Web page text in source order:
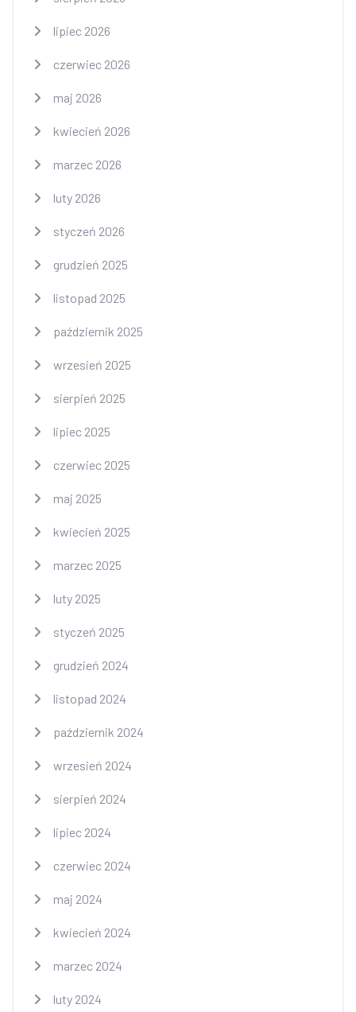
lipiec 2026
czerwiec 2026
maj 2026
kwiecień 2026
marzec 2026
luty 2026
styczeń 2026
grudzień 2025
listopad 2025
październik 2025
wrzesień 2025
sierpień 2025
lipiec 2025
czerwiec 2025
maj 2025
kwiecień 2025
marzec 2025
luty 2025
styczeń 2025
grudzień 2024
listopad 2024
październik 2024
wrzesień 2024
sierpień 2024
lipiec 2024
czerwiec 2024
maj 2024
kwiecień 2024
marzec 2024
luty 2024